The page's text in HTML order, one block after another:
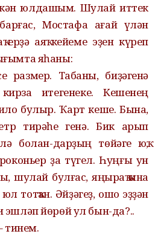
юлдашым. Шулай иттек
Мостафа ағай үлән
аяҡ кейеме эҙен күреп
яһаны:
размер. Табаны, биҙәгенә
итегенеке. Кешенең
булыр. Ҡарт кеше. Бына,
тирәһе генә. Бик арып
болан-дарҙың төйәге юҡ,
ҙа түгел. Һуңғы ун
шулай булғас, яңыраҡ ҡына
тотҡан. Әйҙәгеҙ, ошо эҙҙән
эшләп йөрөй ул бын-да?..
тинем.